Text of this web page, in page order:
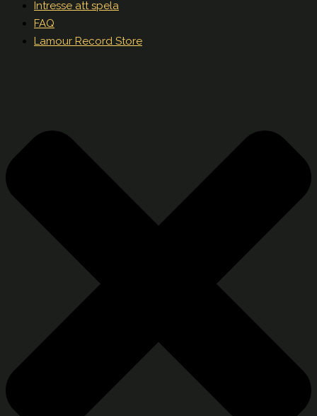
Intresse att spela
FAQ
Lamour Record Store